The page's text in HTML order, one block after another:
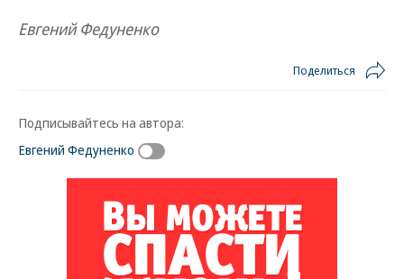
Евгений Федуненко
Поделиться
Подписывайтесь на автора:
Евгений Федуненко